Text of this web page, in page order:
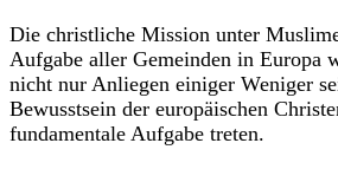
Die christliche Mission unter
Aufgabe aller Gemeinden in Europa
nicht nur Anliegen einiger Weniger
Bewusstsein der europäischen
fundamentale Aufgabe treten.